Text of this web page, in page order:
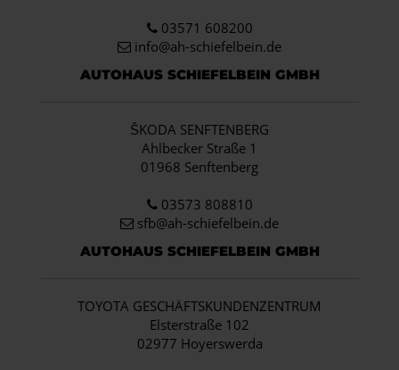
03571 608200
info@ah-schiefelbein.de
AUTOHAUS SCHIEFELBEIN GMBH
ŠKODA SENFTENBERG
Ahlbecker Straße 1
01968 Senftenberg
03573 808810
sfb@ah-schiefelbein.de
AUTOHAUS SCHIEFELBEIN GMBH
TOYOTA GESCHÄFTSKUNDENZENTRUM
Elsterstraße 102
02977 Hoyerswerda